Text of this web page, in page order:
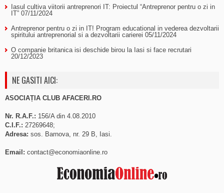
Iasul cultiva viitorii antreprenori IT: Proiectul “Antreprenor pentru o zi in
IT” 07/11/2024
Antreprenor pentru o zi in IT! Program educational in vederea dezvoltarii
spiritului antreprenorial si a dezvoltarii carierei 05/11/2024
O companie britanica isi deschide birou la Iasi si face recrutari
20/12/2023
NE GASITI AICI:
ASOCIAȚIA CLUB AFACERI.RO
Nr. R.A.F.: 156/A din 4.08.2010
C.I.F.: 27269648;
Adresa: sos. Barnova, nr. 29 B, Iasi.
Email: contact@economiaonline.ro